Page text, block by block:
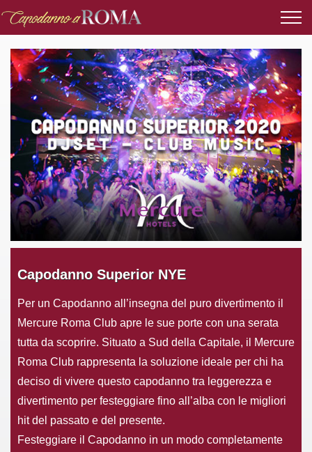
Capodanno Superior NYE
Per un Capodanno all’insegna del puro divertimento il
Mercure Roma Club apre le sue porte con una serata
tutta da scoprire. Situato a Sud della Capitale, il Mercure
Roma Club rappresenta la soluzione ideale per chi ha
deciso di vivere questo capodanno tra leggerezza e
divertimento per festeggiare fino all’alba con le migliori
hit del passato e del presente.
Festeggiare il Capodanno in un modo completamente